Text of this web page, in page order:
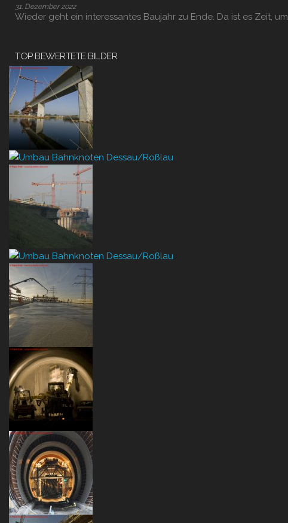
31. Dezember 2022
Wieder geht ein interessantes Baujahr zu Ende. Da ist es Zeit, um
TOP BEWERTETE BILDER